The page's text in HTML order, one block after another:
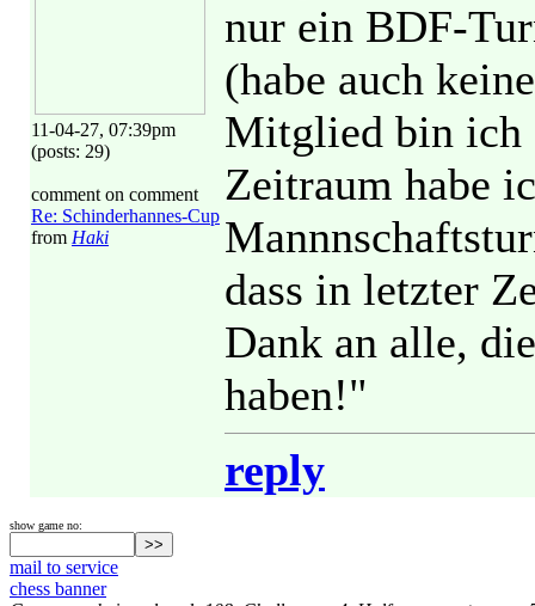
11-04-27, 07:39pm
(posts: 29)
comment on comment
Re: Schinderhannes-Cup
from Haki
nur ein BDF-
(habe auch
Mitglied bin ich
Zeitraum habe
dass in letzter
Dank an alle,
haben!"
reply
show game no:
mail to service
chess banner